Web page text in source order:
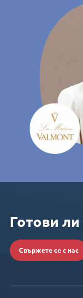
Готови ли
Свържете се с нас